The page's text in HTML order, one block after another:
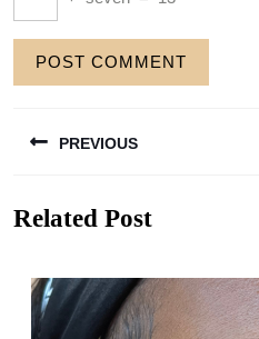
PREVIOUS
post:
Related Post